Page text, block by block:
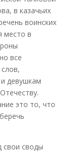
в казачьих
воинских
место в
все
девушкам
это то, что
свои своды